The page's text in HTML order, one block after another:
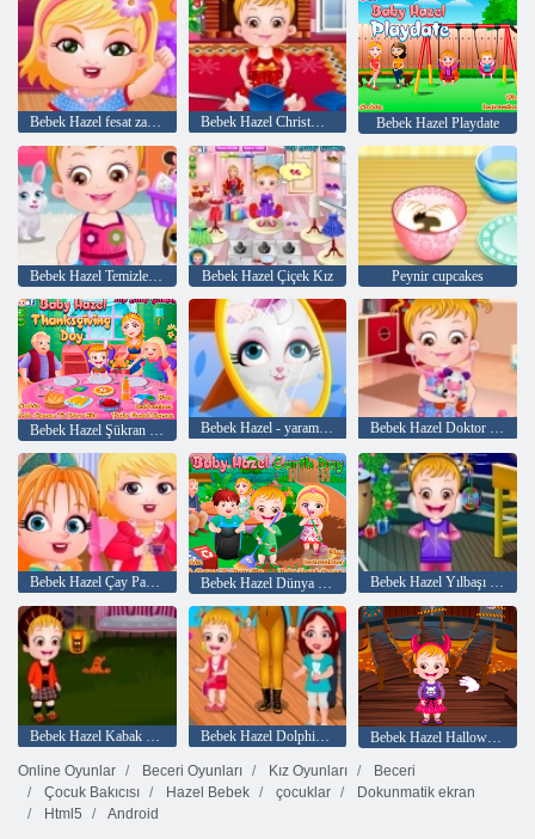
Bebek Hazel fesat zamanı Bebek Hazel Christmas Time Bebek Hazel Playdate
Bebek Hazel Temizleme Zaman Bebek Hazel Çiçek Kız Peynir cupcakes
Bebek Hazel - yaramaz kedi Bebek Hazel Doktor Oyna
Bebek Hazel Çay Partisi Bebek Hazel Dünya Günü Bebek Hazel Yılbaşı Bash
Bebek Hazel Kabak Partisi Bebek Hazel Dolphin Tur
Bebek Hazel Halloween Kalesi
Online Oyunlar
Beceri Oyunları Kız Oyunları
Beceri
Çocuk Bakıcısı
Hazel Bebek çocuklar
Dokunmatik ekran
Html5
Android